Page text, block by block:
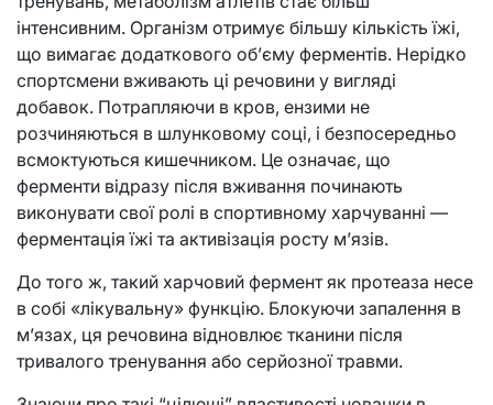
інтенсивним. Організм отримує більшу кількість їжі,
що вимагає додаткового об’єму ферментів. Нерідко
спортсмени вживають ці речовини у вигляді
добавок. Потрапляючи в кров, ензими не
розчиняються в шлунковому соці, і безпосередньо
всмоктуються кишечником. Це означає, що
ферменти відразу після вживання починають
виконувати свої ролі в спортивному харчуванні —
ферментація їжі та активізація росту м’язів.
До того ж, такий харчовий фермент як протеаза несе
в собі «лікувальну» функцію. Блокуючи запалення в
м’язах, ця речовина відновлює тканини після
тривалого тренування або серйозної травми.